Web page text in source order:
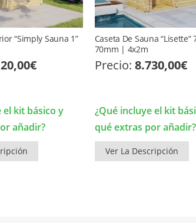
“Simply Sauna 1”
€
el kit básico y
añadir?
Caseta De Sauna “Lisette”
70mm | 4x2m
Precio: 8.730,00€
¿Qué incluye el kit
qué extras por añadir?
Ver La Descripción